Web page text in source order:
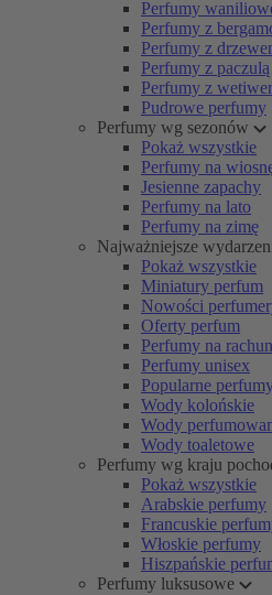
Perfumy
Perfumy z
Perfumy z
Perfumy z paczulą
Perfumy z
Pudrowe perfumy
Perfumy wg sezonów
Pokaż wszystkie
Perfumy na
Jesienne zapachy
Perfumy na lato
Perfumy na zimę
Najważniejsze
Pokaż wszystkie
Miniatury perfum
Nowości
Oferty perfum
Perfumy na
Perfumy unisex
Popularne
Wody kolońskie
Wody
Wody toaletowe
Perfumy wg kraju
Pokaż wszystkie
Arabskie perfumy
Francuskie
Włoskie perfumy
Hiszpańskie
Perfumy luksusowe